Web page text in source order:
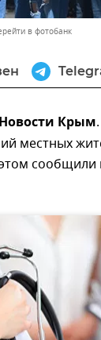
в фотобанк
Крым
местных
сообщили